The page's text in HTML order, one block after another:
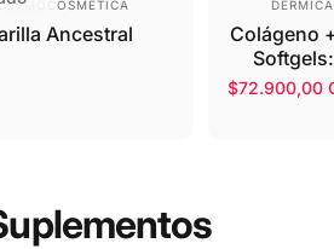
Ancestral
Colágeno
Precio de
$72.900,00
Precio